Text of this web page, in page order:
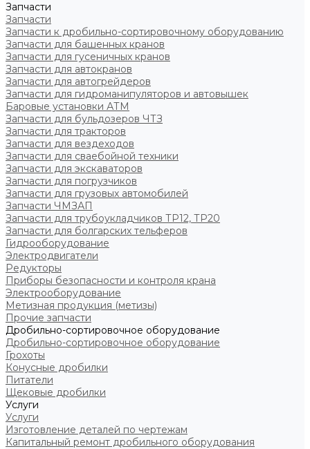
Запчасти
Запчасти
Запчасти к дробильно-сортировочному оборудованию
Запчасти для башенных кранов
Запчасти для гусеничных кранов
Запчасти для автокранов
Запчасти для автогрейдеров
Запчасти для гидроманипуляторов и автовышек
Баровые установки АТМ
Запчасти для бульдозеров ЧТЗ
Запчасти для тракторов
Запчасти для вездеходов
Запчасти для сваебойной техники
Запчасти для экскаваторов
Запчасти для погрузчиков
Запчасти для грузовых автомобилей
Запчасти ЧМЗАП
Запчасти для трубоукладчиков ТР12, ТР20
Запчасти для болгарских тельферов
Гидрооборудование
Электродвигатели
Редукторы
Приборы безопасности и контроля крана
Электрооборудование
Метизная продукция (метизы)
Прочие запчасти
Дробильно-сортировочное оборудование
Дробильно-сортировочное оборудование
Грохоты
Конусные дробилки
Питатели
Щековые дробилки
Услуги
Услуги
Изготовление деталей по чертежам
Капитальный ремонт дробильного оборудования